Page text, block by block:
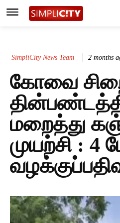
SimpliCity News Team 2 months
கோவை
மறைத்து
முயற்சி : 4